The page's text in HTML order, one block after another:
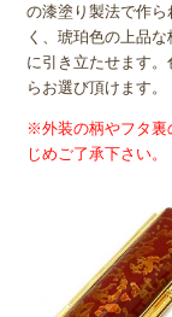
の漆塗り製法で作
く、琥珀色の上品
に引き立たせます
らお選び頂けます。
※外装の柄やフタ裏
じめご了承下さい。